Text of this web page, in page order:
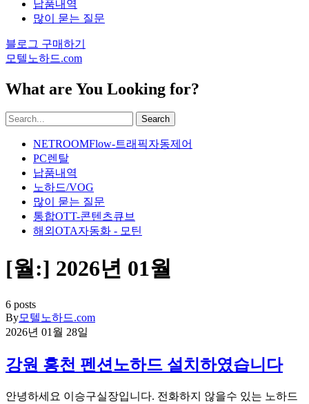
납품내역
많이 묻는 질문
블로그 구매하기
모텔노하드.com
What are You Looking for?
Search
NETROOMFlow-트래픽자동제어
PC렌탈
납품내역
노하드/VOG
많이 묻는 질문
통합OTT-콘텐츠큐브
해외OTA자동화 - 모틴
[월:] 2026년 01월
6 posts
By모텔노하드.com
2026년 01월 28일
강원 홍천 펜션노하드 설치하였습니다
안녕하세요 이승구실장입니다. 전화하지 않을수 있는 노하드